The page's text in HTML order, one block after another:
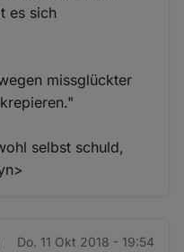
es sich
missglückter
selbst schuld,
Do. 11 Okt 2018 - 19:54